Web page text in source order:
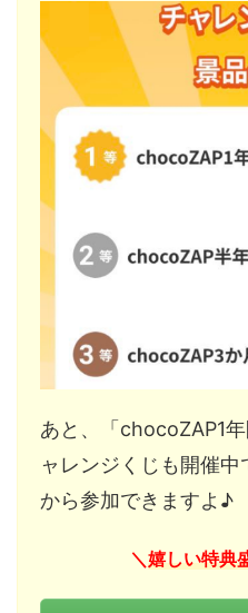
あと、「chocoZAP1
ャレンジくじも開催中
から参加できますよ♪
＼嬉しい特典